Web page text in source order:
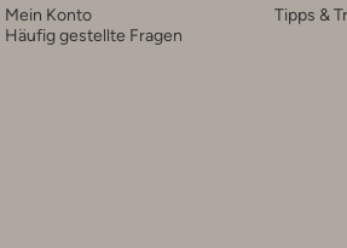
Mein Konto
Häufig gestellte Fragen
Tipps &